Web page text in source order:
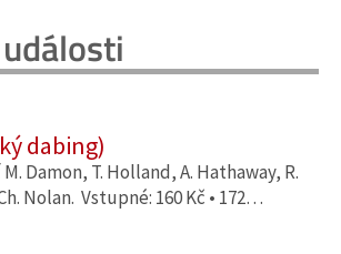
dabing)
Damon, T. Holland, A. Hathaway, R.
Nolan. Vstupné: 160 Kč • 172…